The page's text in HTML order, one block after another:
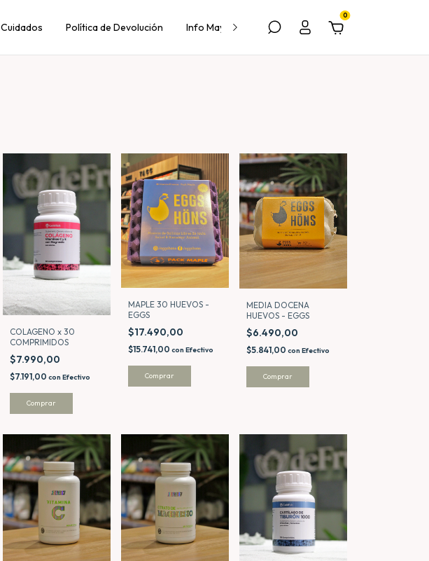
Cuidados Política de Devolución Info Mayorista Contacto
0
COLAGENO x 30
COMPRIMIDOS
$7.990,00
$7.191,00 con Efectivo
MAPLE 30 HUEVOS -
EGGS
$17.490,00
$15.741,00 con Efectivo
MEDIA DOCENA
HUEVOS - EGGS
$6.490,00
$5.841,00 con Efectivo